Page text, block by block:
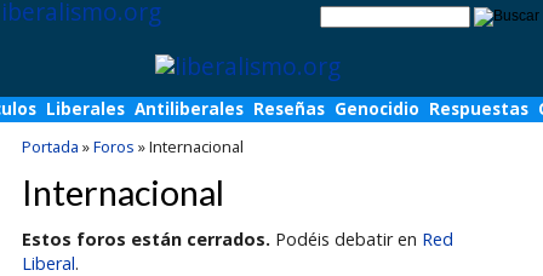
Liberales Antiliberales Reseñas Genocidio Respuestas
Portada »Foros »Internacional
Internacional
Estos foros están cerrados. Podéis debatir en Red
Liberal.